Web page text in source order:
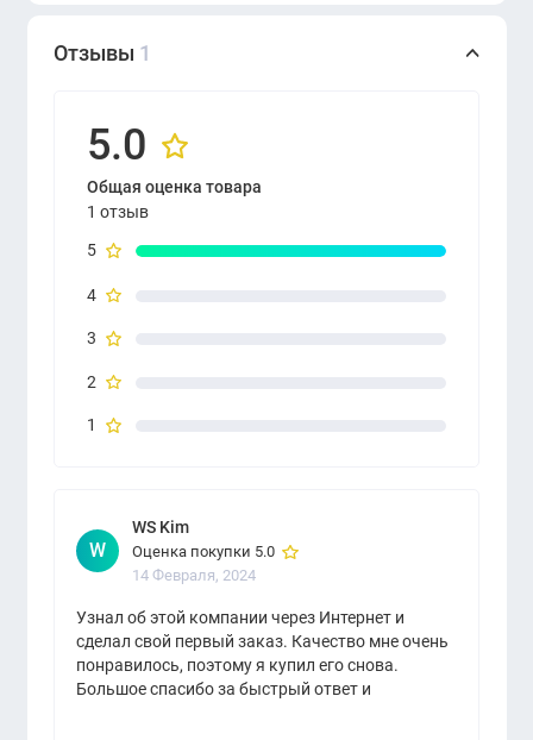
Отзывы 1
5.0
Общая оценка товара
1 отзыв
5
4
3
2
1
W
WS Kim
Оценка покупки 5.0
14 Февраля, 2024
Узнал об этой компании через Интернет и
сделал свой первый заказ. Качество мне очень
понравилось, поэтому я купил его снова.
Большое спасибо за быстрый ответ и